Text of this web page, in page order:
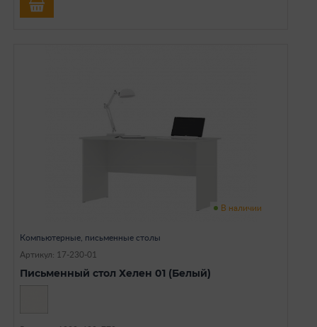
В наличии
Компьютерные, письменные столы
Артикул: 17-230-01
Письменный стол Хелен 01 (Белый)